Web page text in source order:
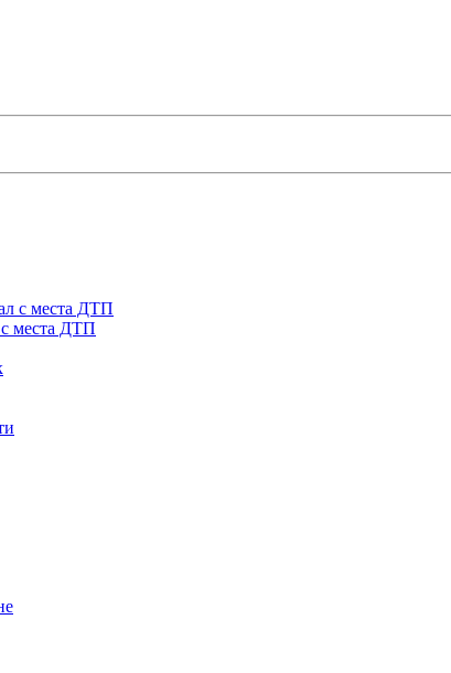
с места ДТП